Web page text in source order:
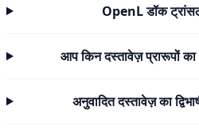
OpenL डॉक
आप किन दस्तावेज़ प्रारूपों
अनुवादित दस्तावेज़ का